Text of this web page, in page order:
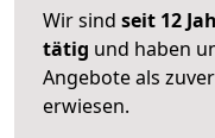
Wir sind seit 12
tätig und haben
Angebote als
erwiesen.